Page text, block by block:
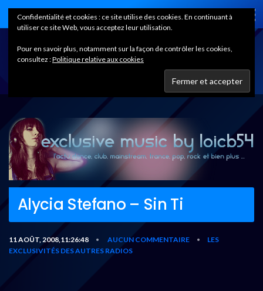
Home
Alycia Stefano – Sin Ti
11 AOÛT, 2008,11:26:48 • AUCUN COMMENTAIRE •
LES
EXCLUSIVITÉS DES AUTRES RADIOS
Confidentialité et cookies : ce site utilise des cookies. En continuant à
utiliser ce site Web, vous acceptez leur utilisation.
Pour en savoir plus, notamment sur la façon de contrôler les cookies,
consultez :Politique relative aux cookies